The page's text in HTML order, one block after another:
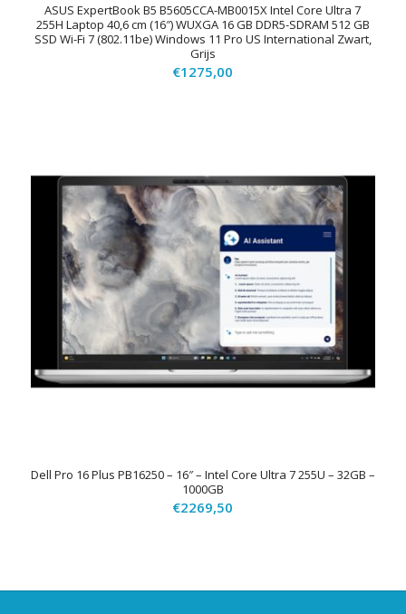
ASUS ExpertBook B5 B5605CCA-MB0015X Intel Core Ultra 7
255H Laptop 40,6 cm (16″) WUXGA 16 GB DDR5-SDRAM 512 GB
SSD Wi-Fi 7 (802.11be) Windows 11 Pro US International Zwart,
Grijs
€1275,00
Dell Pro 16 Plus PB16250 – 16″ – Intel Core Ultra 7 255U – 32GB –
1000GB
€2269,50